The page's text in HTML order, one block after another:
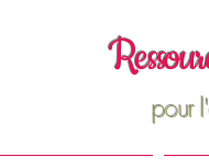
R
pour